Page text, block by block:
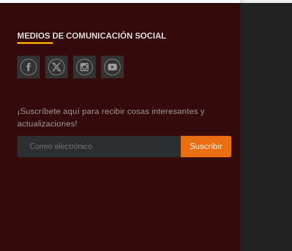
MEDIOS DE COMUNICACIÓN SOCIAL
¡Suscríbete aquí para recibir cosas interesantes y
actualizaciones!
Suscribir